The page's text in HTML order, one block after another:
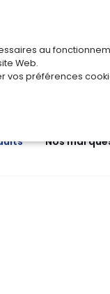
Nos
au
Web.
préférences